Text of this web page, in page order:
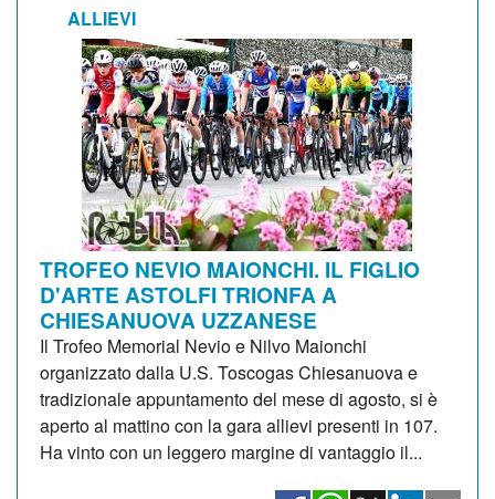
ALLIEVI
TROFEO NEVIO MAIONCHI. IL FIGLIO
D'ARTE ASTOLFI TRIONFA A
CHIESANUOVA UZZANESE
Il Trofeo Memorial Nevio e Nilvo Maionchi
organizzato dalla U.S. Toscogas Chiesanuova e
tradizionale appuntamento del mese di agosto, si è
aperto al mattino con la gara allievi presenti in 107.
Ha vinto con un leggero margine di vantaggio il...